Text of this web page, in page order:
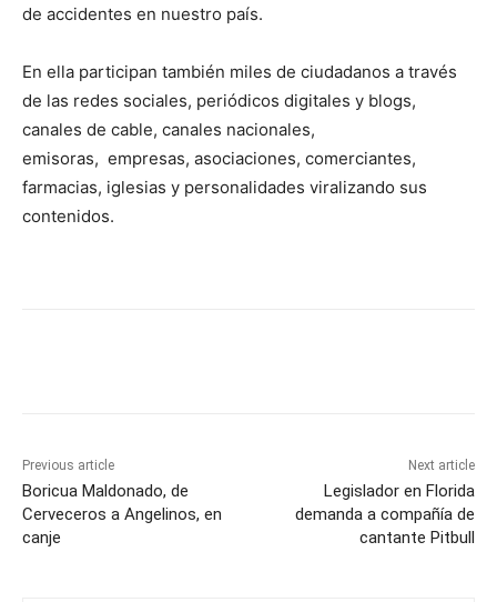
de accidentes en nuestro país.
En ella participan también miles de ciudadanos a través
de las redes sociales, periódicos digitales y blogs,
canales de cable, canales nacionales,
emisoras, empresas, asociaciones, comerciantes,
farmacias, iglesias y personalidades viralizando sus
contenidos.
Previous article
Boricua Maldonado, de
Cerveceros a Angelinos, en
canje
Next article
Legislador en Florida
demanda a compañía de
cantante Pitbull